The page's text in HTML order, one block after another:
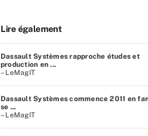
Lire également
Dassault Systèmes rapproche études et
production en ...
– LeMagIT
Dassault Systèmes commence 2011 en
se ...
– LeMagIT